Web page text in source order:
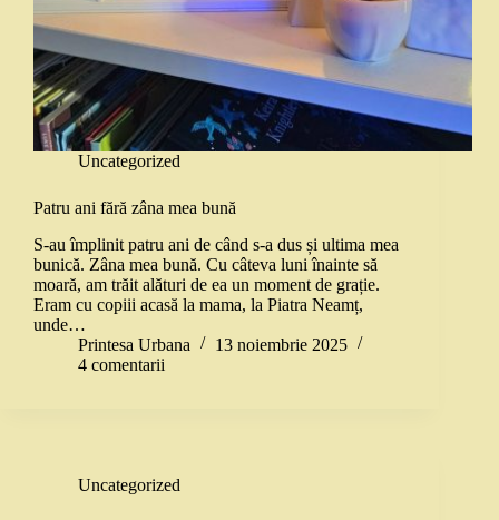
Uncategorized
Patru ani fără zâna mea bună
S-au împlinit patru ani de când s-a dus și ultima mea
bunică. Zâna mea bună. Cu câteva luni înainte să
moară, am trăit alături de ea un moment de grație.
Eram cu copiii acasă la mama, la Piatra Neamț,
unde…
Printesa Urbana
13 noiembrie 2025
4 comentarii
Uncategorized